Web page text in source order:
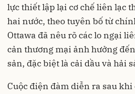
lực thiết lập lại cơ chế liên lạc
hai nước, theo tuyên bố từ
Ottawa đã nêu rõ các lo ngại
cản thương mại ảnh hưởng
sản, đặc biệt là cải dầu và hải
Cuộc điện đàm diễn ra sau khi